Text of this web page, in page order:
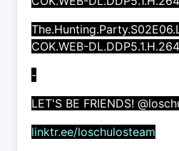
COK.WEB-
-
LET'S BE FRIENDS!
linktr.ee/loschulosteam